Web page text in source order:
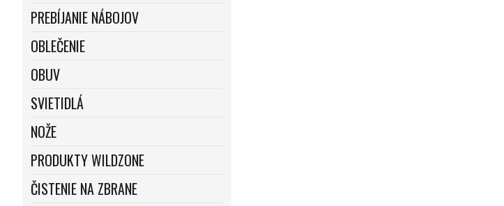
PREBÍJANIE NÁBOJOV
OBLEČENIE
OBUV
SVIETIDLÁ
NOŽE
PRODUKTY WILDZONE
ČISTENIE NA ZBRANE